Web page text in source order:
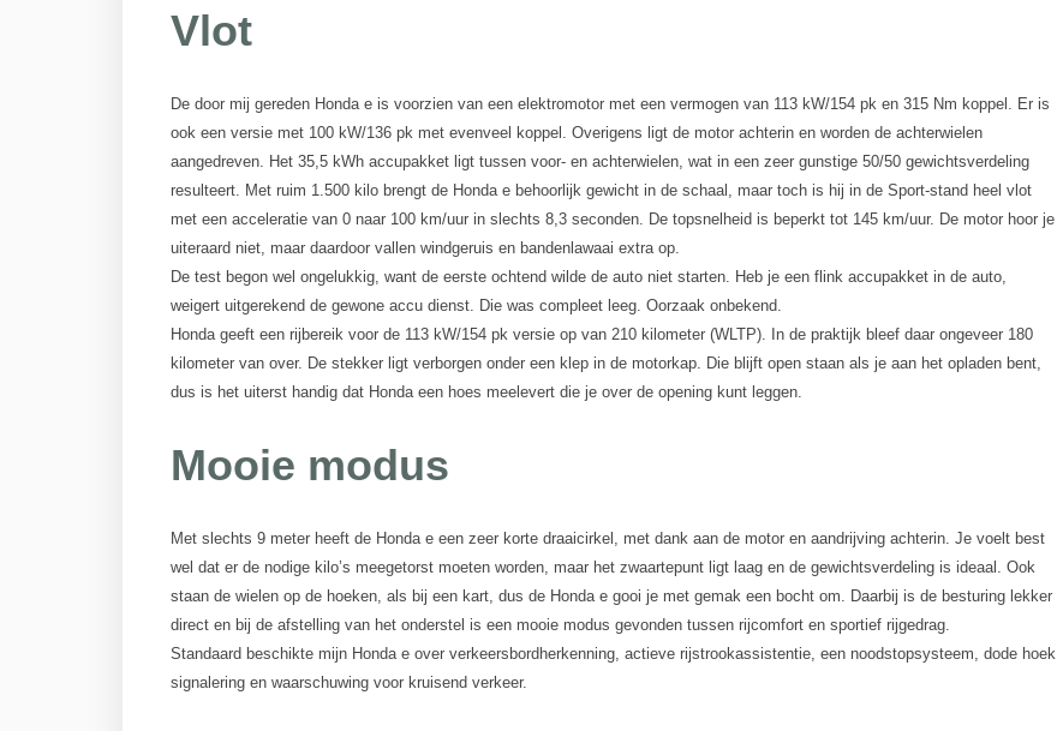
Vlot
De door mij gereden Honda e is voorzien van een elektromotor met een vermogen van 113 kW/154 pk en 315 Nm koppel. Er is
ook een versie met 100 kW/136 pk met evenveel koppel. Overigens ligt de motor achterin en worden de achterwielen
aangedreven. Het 35,5 kWh accupakket ligt tussen voor- en achterwielen, wat in een zeer gunstige 50/50 gewichtsverdeling
resulteert. Met ruim 1.500 kilo brengt de Honda e behoorlijk gewicht in de schaal, maar toch is hij in de Sport-stand heel vlot
met een acceleratie van 0 naar 100 km/uur in slechts 8,3 seconden. De topsnelheid is beperkt tot 145 km/uur. De motor hoor je
uiteraard niet, maar daardoor vallen windgeruis en bandenlawaai extra op.
De test begon wel ongelukkig, want de eerste ochtend wilde de auto niet starten. Heb je een flink accupakket in de auto,
weigert uitgerekend de gewone accu dienst. Die was compleet leeg. Oorzaak onbekend.
Honda geeft een rijbereik voor de 113 kW/154 pk versie op van 210 kilometer (WLTP). In de praktijk bleef daar ongeveer 180
kilometer van over. De stekker ligt verborgen onder een klep in de motorkap. Die blijft open staan als je aan het opladen bent,
dus is het uiterst handig dat Honda een hoes meelevert die je over de opening kunt leggen.
Mooie modus
Met slechts 9 meter heeft de Honda e een zeer korte draaicirkel, met dank aan de motor en aandrijving achterin. Je voelt best
wel dat er de nodige kilo’s meegetorst moeten worden, maar het zwaartepunt ligt laag en de gewichtsverdeling is ideaal. Ook
staan de wielen op de hoeken, als bij een kart, dus de Honda e gooi je met gemak een bocht om. Daarbij is de besturing lekker
direct en bij de afstelling van het onderstel is een mooie modus gevonden tussen rijcomfort en sportief rijgedrag.
Standaard beschikte mijn Honda e over verkeersbordherkenning, actieve rijstrookassistentie, een noodstopsysteem, dode hoek
signalering en waarschuwing voor kruisend verkeer.